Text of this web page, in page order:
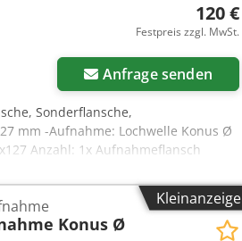
120 €
Festpreis zzgl. MwSt.
Anfrage senden
Sonderflansche,
mm -Aufnahme: Lochwelle Konus Ø
Anzahl: 1x Aufnahmeflansch
Kleinanzeige
Konus Ø